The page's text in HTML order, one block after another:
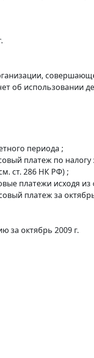
об использовании
периода ;
платеж по налогу
ст. 286 НК РФ) ;
платежи исходя
платеж за
за октябрь 2009 г.